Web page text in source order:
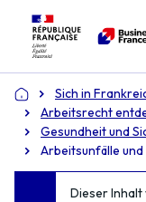
Accueil
Sich in
Arbeitsrecht
Gesundheit und
Arbeitsunfälle
Dieser